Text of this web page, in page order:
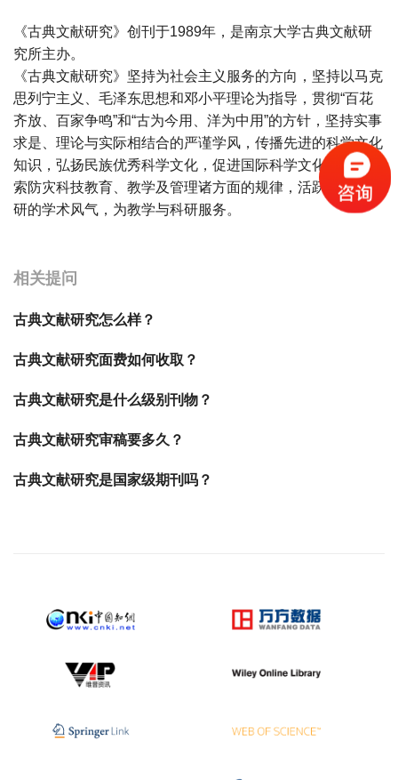
《古典文献研究》创刊于1989年，是南京大学古典文献研
究所主办。
《古典文献研究》坚持为社会主义服务的方向，坚持以马克
思列宁主义、毛泽东思想和邓小平理论为指导，贯彻“百花
齐放、百家争鸣”和“古为今用、洋为中用”的方针，坚持实事
求是、理论与实际相结合的严谨学风，传播先进的科学文化
知识，弘扬民族优秀科学文化，促进国际科学文化交流，探
索防灾科技教育、教学及管理诸方面的规律，活跃教学与科
研的学术风气，为教学与科研服务。
相关提问
古典文献研究怎么样？
古典文献研究面费如何收取？
古典文献研究是什么级别刊物？
古典文献研究审稿要多久？
古典文献研究是国家级期刊吗？